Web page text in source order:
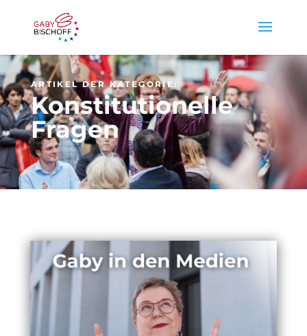
ARTIKEL DER KATEGORIE:
Konstitutionelle
Fragen